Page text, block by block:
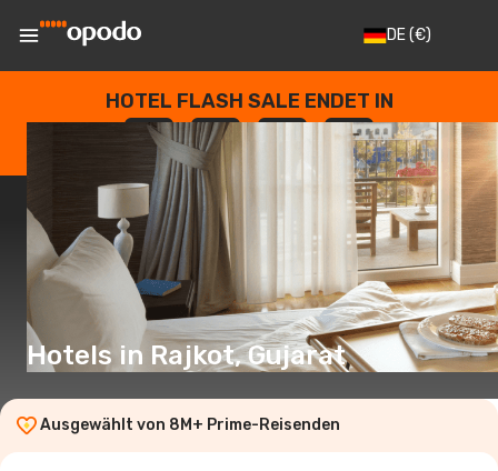
DE(€)
HOTEL FLASH SALE ENDET IN
--
TAGE
: --
STUNDEN
: --
SEKUNDEN
Hotels in Rajkot, Gujarat
Ausgewählt von 8M+ Prime-Reisenden